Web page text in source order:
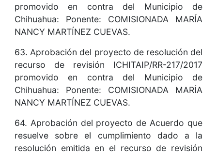
promovido en contra del Municipio de
Chihuahua: Ponente: COMISIONADA MARÍA
NANCY MARTÍNEZ CUEVAS.
63. Aprobación del proyecto de resolución del
recurso de revisión ICHITAIP/RR-217/2017
promovido en contra del Municipio de
Chihuahua: Ponente: COMISIONADA MARÍA
NANCY MARTÍNEZ CUEVAS.
64. Aprobación del proyecto de Acuerdo que
resuelve sobre el cumplimiento dado a la
resolución emitida en el recurso de revisión